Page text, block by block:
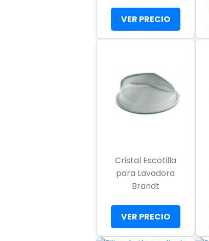
VER PRECIO
Cristal Escotilla
para Lavadora
Brandt
VER PRECIO